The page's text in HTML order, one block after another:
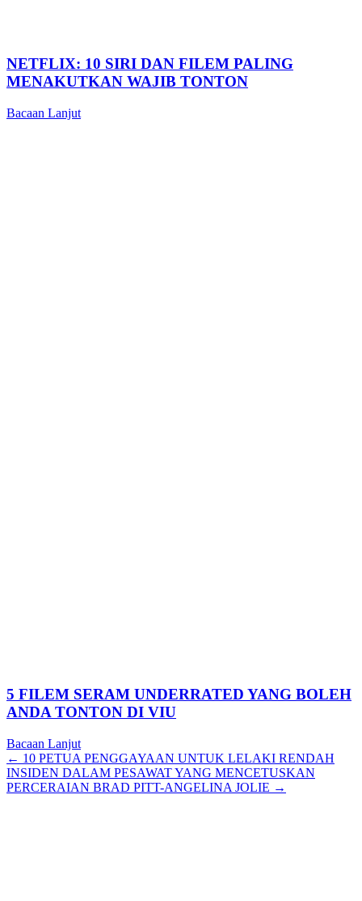
NETFLIX: 10 SIRI DAN FILEM PALING
MENAKUTKAN WAJIB TONTON
Bacaan Lanjut
5 FILEM SERAM UNDERRATED YANG BOLEH
ANDA TONTON DI VIU
Bacaan Lanjut
Posts
navigation
← 10 PETUA PENGGAYAAN UNTUK LELAKI RENDAH
INSIDEN DALAM PESAWAT YANG MENCETUSKAN
PERCERAIAN BRAD PITT-ANGELINA JOLIE →